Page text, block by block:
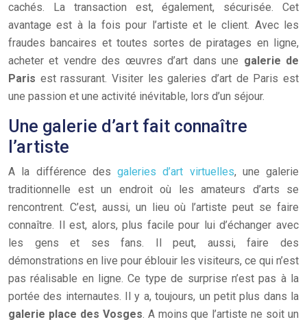
cachés. La transaction est, également, sécurisée. Cet
avantage est à la fois pour l’artiste et le client. Avec les
fraudes bancaires et toutes sortes de piratages en ligne,
acheter et vendre des œuvres d’art dans une galerie de
Paris est rassurant. Visiter les galeries d’art de Paris est
une passion et une activité inévitable, lors d’un séjour.
Une galerie d’art fait connaître
l’artiste
A la différence des galeries d’art virtuelles, une galerie
traditionnelle est un endroit où les amateurs d’arts se
rencontrent. C’est, aussi, un lieu où l’artiste peut se faire
connaître. Il est, alors, plus facile pour lui d’échanger avec
les gens et ses fans. Il peut, aussi, faire des
démonstrations en live pour éblouir les visiteurs, ce qui n’est
pas réalisable en ligne. Ce type de surprise n’est pas à la
portée des internautes. Il y a, toujours, un petit plus dans la
galerie place des Vosges. A moins que l’artiste ne soit un